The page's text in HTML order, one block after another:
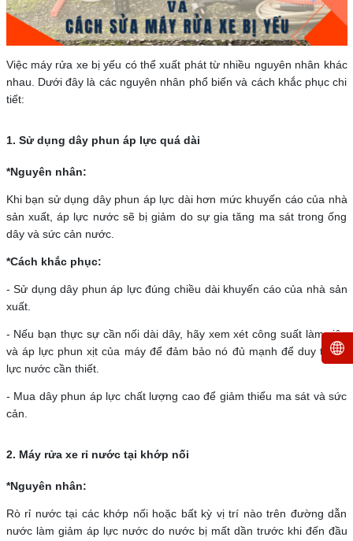
Việc máy rửa xe bị yếu có thể xuất phát từ nhiều nguyên nhân khác
nhau. Dưới đây là các nguyên nhân phổ biến và cách khắc phục chi
tiết:
1. Sử dụng dây phun áp lực quá dài
*Nguyên nhân:
Khi bạn sử dụng dây phun áp lực dài hơn mức khuyến cáo của nhà
sản xuất, áp lực nước sẽ bị giảm do sự gia tăng ma sát trong ống
dây và sức cản nước.
*Cách khắc phục:
- Sử dụng dây phun áp lực đúng chiều dài khuyến cáo của nhà sản
xuất.
- Nếu bạn thực sự cần nối dài dây, hãy xem xét công suất làm việc
và áp lực phun xịt của máy để đảm bảo nó đủ mạnh để duy trì áp
lực nước cần thiết.
- Mua dây phun áp lực chất lượng cao để giảm thiểu ma sát và sức
cản.
2. Máy rửa xe rỉ nước tại khớp nối
*Nguyên nhân:
Rò rỉ nước tại các khớp nối hoặc bất kỳ vị trí nào trên đường dẫn
nước làm giảm áp lực nước do nước bị mất dần trước khi đến đầu